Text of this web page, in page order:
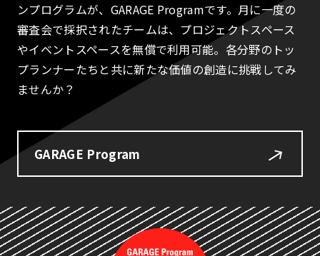
ンプログラムが、GARAGE Programです。月に一度の
審査会で採択されたチームは、プロジェクトスペース
やイベントスペースを無償で利用可能。各分野のトッ
プランナーたちと共に新たな価値の創造に挑戦してみ
ませんか？
GARAGE Program